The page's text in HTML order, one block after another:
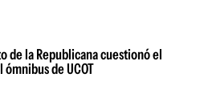
de la Republicana cuestionó el
de UCOT